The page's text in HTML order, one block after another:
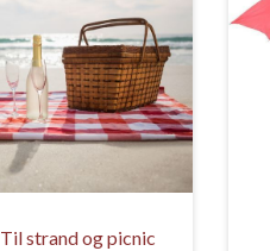
Til strand og picnic